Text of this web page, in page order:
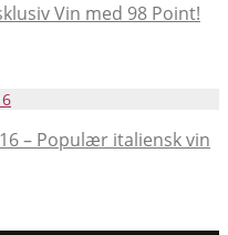
Vin med 98 Point!
– Populær italiensk vin